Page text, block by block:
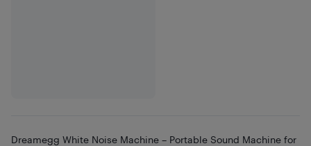
Dreamegg White Noise Machine – Portable Sound Machine for